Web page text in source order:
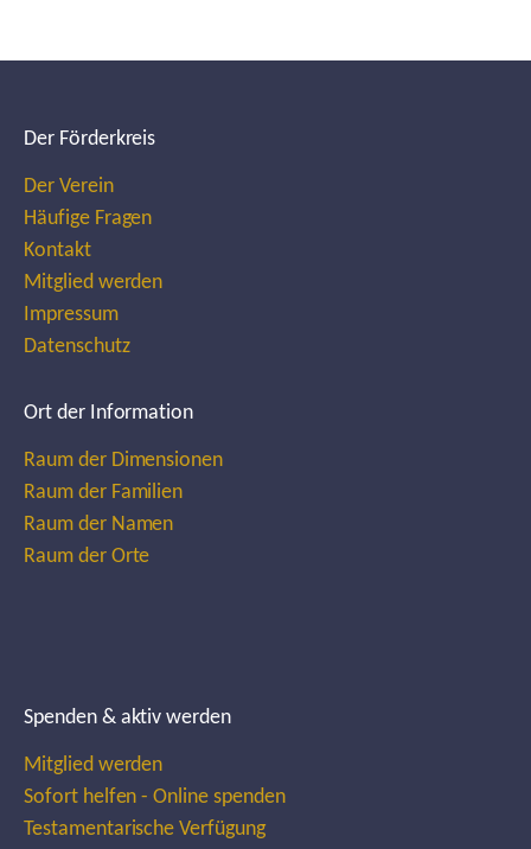
Der Förderkreis
Der Verein
Häufige Fragen
Kontakt
Mitglied werden
Impressum
Datenschutz
Ort der Information
Raum der Dimensionen
Raum der Familien
Raum der Namen
Raum der Orte
Spenden & aktiv werden
Mitglied werden
Sofort helfen - Online spenden
Testamentarische Verfügung